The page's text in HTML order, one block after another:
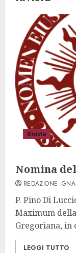
Rivista
Nomina
REDAZIONE
P. Pino Di
Maximum
Gregoriana, in
LEGGI TUTTO